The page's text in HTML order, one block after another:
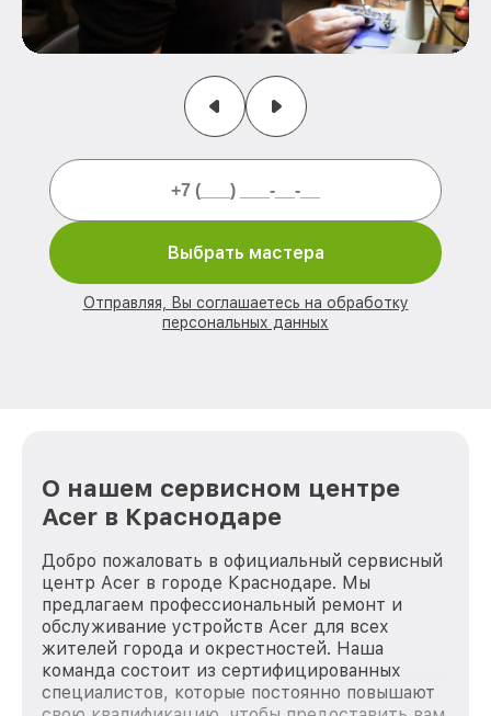
Выбрать мастера
Отправляя, Вы соглашаетесь на обработку
персональных данных
О нашем сервисном центре
Acer в Краснодаре
Добро пожаловать в официальный сервисный
центр Acer в городе Краснодаре. Мы
предлагаем профессиональный ремонт и
обслуживание устройств Acer для всех
жителей города и окрестностей. Наша
команда состоит из сертифицированных
специалистов, которые постоянно повышают